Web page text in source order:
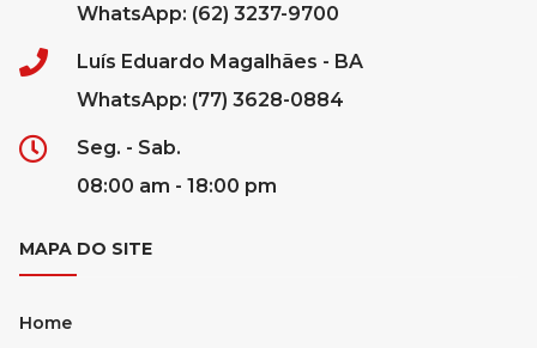
WhatsApp: (62) 3237-9700
Luís Eduardo Magalhães - BA
WhatsApp: (77) 3628-0884
Seg. - Sab.
08:00 am - 18:00 pm
MAPA DO SITE
Home